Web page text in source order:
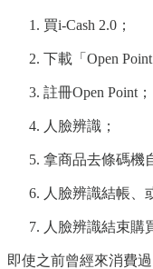
買i-Cash 2.0；
下載「Open Point
註冊Open Point；
人臉辨識；
拿商品去條碼機
人臉辨識結帳、
人臉辨識結束購
即使之前曾經來消費